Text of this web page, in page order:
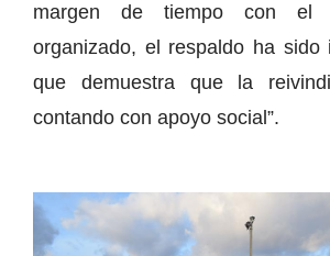
margen de tiempo con
organizado, el respaldo ha sido
que demuestra que la
contando con apoyo social”.